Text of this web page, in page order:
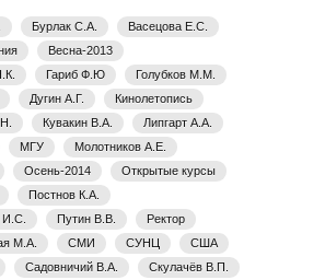
Бурлак С.А.
Васецова Е.С.
Весна-2013
Гариб Ф.Ю
Голубков М.М.
Дугин А.Г.
Кинолетопись
Кувакин В.А.
Липгарт А.А.
МГУ
Молотников А.Е.
Осень-2014
Открытые курсы
Постнов К.А.
И.С.
Путин В.В.
Ректор
М.А.
СМИ СУНЦ
США
Садовничий В.А.
Скулачёв В.П.